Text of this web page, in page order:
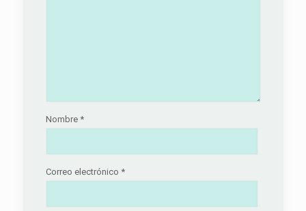
Nombre *
Correo electrónico *